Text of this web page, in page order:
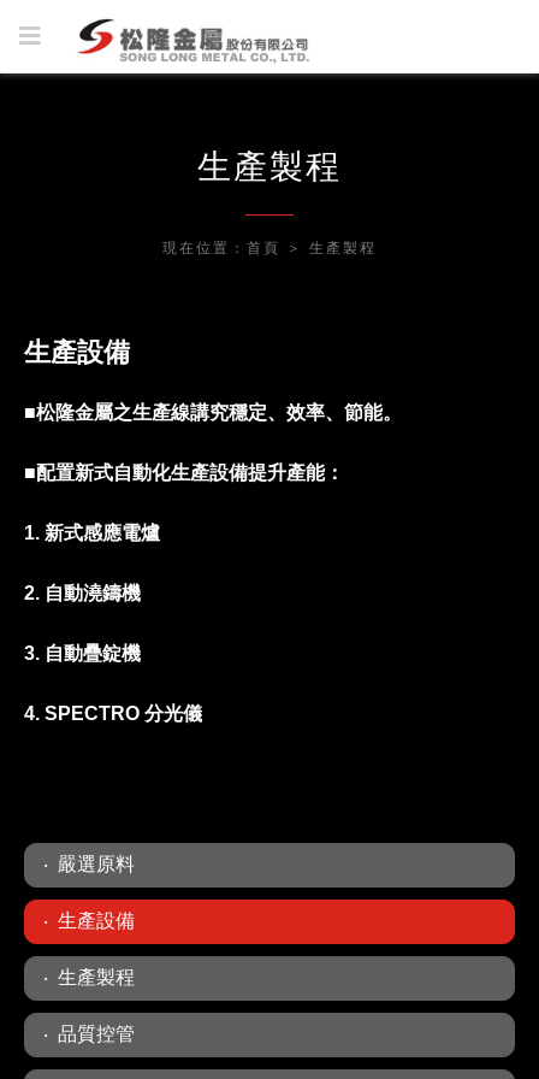
生產製程
現在位置： 首頁 ＞ 生產製程
生產設備
■松隆金屬之生產線講究穩定、效率、節能。
■配置新式自動化生產設備提升產能：
1. 新式感應電爐
2. 自動澆鑄機
3. 自動疊錠機
4. SPECTRO 分光儀
嚴選原料
生產設備
生產製程
品質控管